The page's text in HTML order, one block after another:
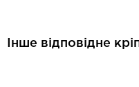
Інше відповідне